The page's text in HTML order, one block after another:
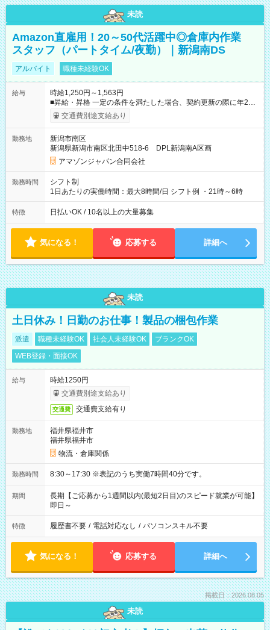
未読
Amazon直雇用！20～50代活躍中◎倉庫内作業
スタッフ（パートタイム/夜勤）｜新潟南DS
アルバイト 職種未経験OK
給与
時給1,250円～1,563円
■昇給・昇格 一定の条件を満たした場合、契約更新の際に年2回
まで昇給の機会があります。 ■正社員登用制度あり ※月末締/翌
月25日支払い ※時間外手当、別途支給 ※深夜割増賃金 (22:00～
☆Amazon直雇用で安定して働けます！ 【試用期間】試用期間
あり 試用期間の長さ：1週間 雇用形態、給与は本採用時と同じ
です。
交通費別途支給あり
勤務地
新潟市南区
新潟県新潟市南区北田中518-6 DPL新潟南A区画
アマゾンジャパン合同会社
勤務時間
シフト制
1日あたりの実働時間：最大8時間/日 シフト例 ・21時～6時
特徴 日払いOK / 10名以上の大量募集
気になる！ 応募する 詳細へ
未読
土日休み！日勤のお仕事！製品の梱包作業
派遣 職種未経験OK 社会人未経験OK
ブランクOK
WEB登録・面接OK
給与
時給1250円
交通費別途支給あり
交通費 交通費支給有り
勤務地
福井県福井市
福井県福井市
物流・倉庫関係
勤務時間 8:30～17:30 ※表記のうち実働7時間40分です。
期間
長期【ご応募から1週間以内(最短2日目)のスピード就業が可能】
即日～
特徴 履歴書不要 / 電話対応なし / パソコンスキル不要
気になる！ 応募する 詳細へ
掲載日：2026.08.05
未読